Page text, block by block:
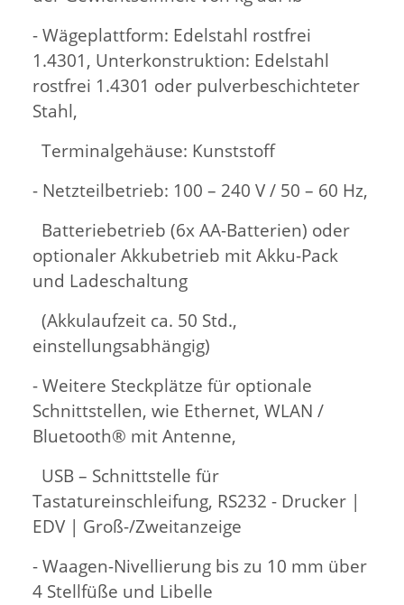
- Wägeplattform: Edelstahl rostfrei
1.4301, Unterkonstruktion: Edelstahl
rostfrei 1.4301 oder pulverbeschichteter
Stahl,
Terminalgehäuse: Kunststoff
- Netzteilbetrieb: 100 – 240 V / 50 – 60 Hz,
Batteriebetrieb (6x AA-Batterien) oder
optionaler Akkubetrieb mit Akku-Pack
und Ladeschaltung
(Akkulaufzeit ca. 50 Std.,
einstellungsabhängig)
- Weitere Steckplätze für optionale
Schnittstellen, wie Ethernet, WLAN /
Bluetooth® mit Antenne,
USB – Schnittstelle für
Tastatureinschleifung, RS232 - Drucker |
EDV | Groß-/Zweitanzeige
- Waagen-Nivellierung bis zu 10 mm über
4 Stellfüße und Libelle